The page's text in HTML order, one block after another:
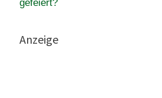
gefeiert?
Anzeige